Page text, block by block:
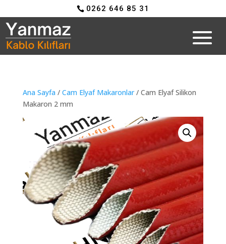
0262 646 85 31
Ana Sayfa / Cam Elyaf Makaronlar/ Cam Elyaf Silikon
Makaron 2 mm